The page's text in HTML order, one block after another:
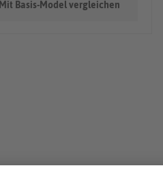
Mit Basis-Model vergleichen